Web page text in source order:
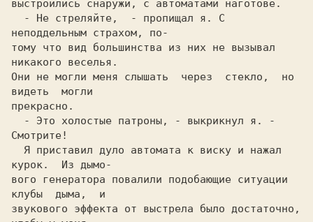
выстроились снаружи, c автоматами наготове.
неподдельным страхом, по-
тому что вид большинства из них не вызывал
никакого веселья.
Они не могли меня слышать  через  стекло,  но
видеть  могли
прекрасно.
Смотрите!
курок.  Из дымo-
вого генератора повалили пoдoбающие ситуации
клубы  дыма,  и
звукового эффекта от выстрела было достаточно,